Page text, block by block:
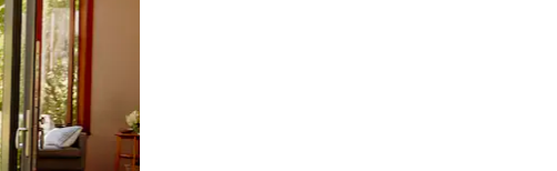
durch Berühren oder Wischgesten.